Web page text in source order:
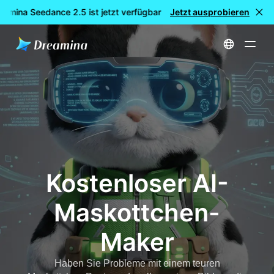
Seedance 2.5 ist jetzt verfügbar 🎉 Neues Modell
Jetzt ausprobieren
Startseite erstellen Kostenloser AI-Maskottchen-Maker
Kostenloser AI-
Maskottchen-
Maker
Haben Sie Probleme mit einem teuren